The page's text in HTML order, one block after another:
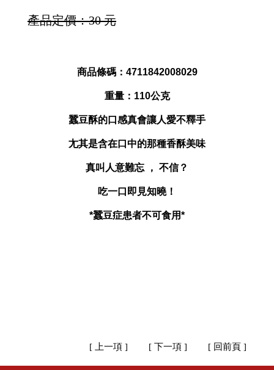
產品定價：30 元
商品條碼：4711842008029
重量：110公克
蠶豆酥的口感真會讓人愛不釋手
尢其是含在口中的那種香酥美味
真叫人意難忘 ， 不信？
吃一口即見知曉！
*蠶豆症患者不可食用*
[ 上一項 ] [ 下一項 ] [ 回前頁 ]